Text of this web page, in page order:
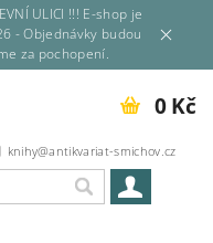
ULICI !!! E-shop je
- Objednávky budou
za pochopení.
knihy@antikvariat-smichov.cz
0 Kč